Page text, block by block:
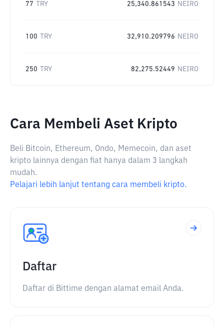
77 TRY 25,340.861543 NEIRO
100 TRY 32,910.209796 NEIRO
250 TRY 82,275.52449 NEIRO
Cara Membeli Aset Kripto
Beli Bitcoin, Ethereum, Ondo, Memecoin, dan aset
kripto lainnya dengan fiat hanya dalam 3 langkah
mudah.
Pelajari lebih lanjut tentang cara membeli kripto.
Daftar
Daftar di Bittime dengan alamat email Anda.